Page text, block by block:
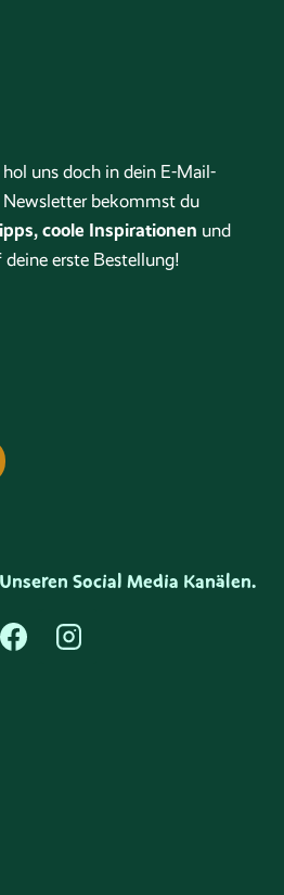
uns doch in dein E-Mail-
bekommst du
coole Inspirationen und
deine erste Bestellung!
Social Media Kanälen.